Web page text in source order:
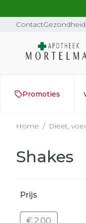
Contact
Promoties
Home / Dieet,
Shakes
Prijs
€ 2,00